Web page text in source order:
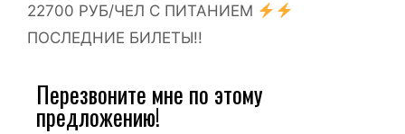
22700 РУБ/ЧЕЛ С ПИТАНИЕМ
ПОСЛЕДНИЕ БИЛЕТЫ!!
Перезвоните мне по этому
предложению!